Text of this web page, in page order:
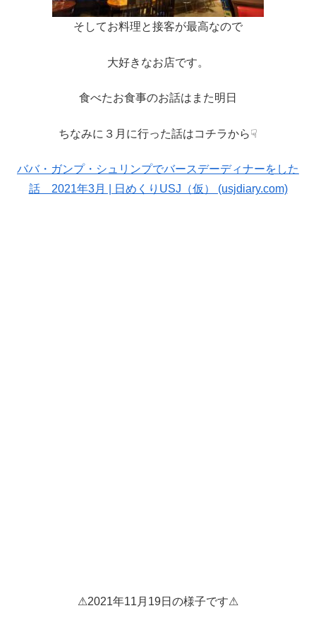
そしてお料理と接客が最高なので
大好きなお店です。
食べたお食事のお話はまた明日
ちなみに３月に行った話はコチラから☟
ババ・ガンプ・シュリンプでバースデーディナーをした
話 2021年3月 | 日めくりUSJ（仮） (usjdiary.com)
⚠2021年11月19日の様子です⚠